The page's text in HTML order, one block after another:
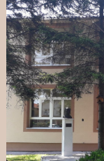
Скочи
на
садржај